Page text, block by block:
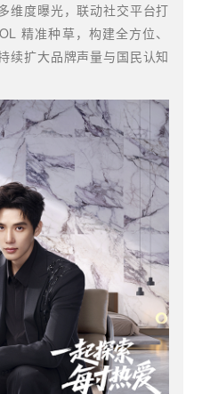
维度曝光，联动社交平台打
精准种草，构建全方位、
续扩大品牌声量与国民认知